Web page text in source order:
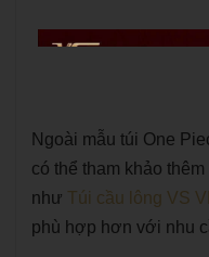
Ngoài mẫu túi One
có thể tham khảo
như Túi cầu lông VS
phù hợp hơn với nhu